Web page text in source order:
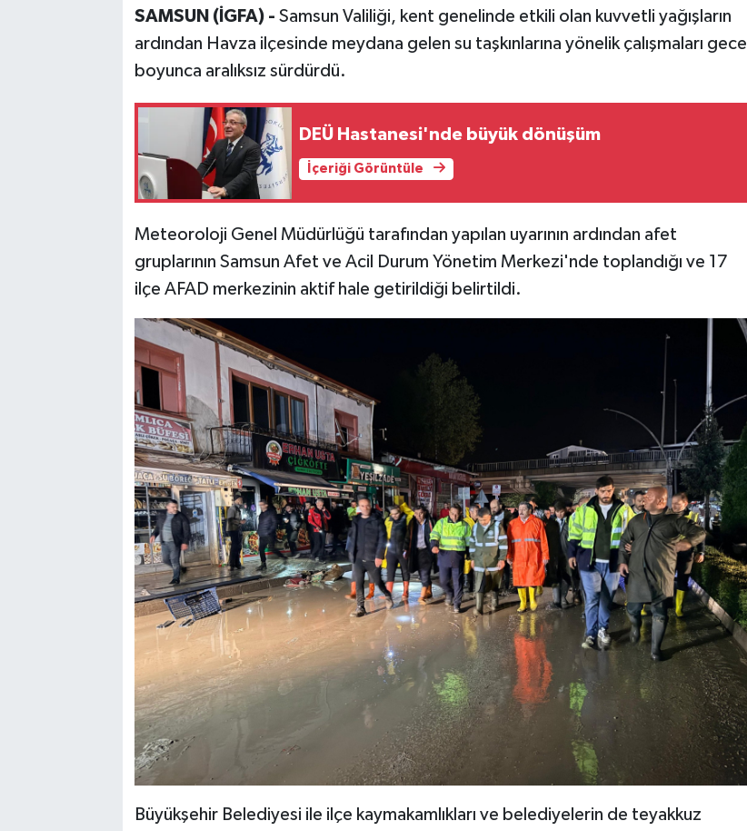
SAMSUN (İGFA) - Samsun Valiliği, kent genelinde etkili olan kuvvetli yağışların
ardından Havza ilçesinde meydana gelen su taşkınlarına yönelik çalışmaları gece
boyunca aralıksız sürdürdü.
DEÜ Hastanesi'nde büyük dönüşüm
İçeriği Görüntüle
Meteoroloji Genel Müdürlüğü tarafından yapılan uyarının ardından afet
gruplarının Samsun Afet ve Acil Durum Yönetim Merkezi'nde toplandığı ve 17
ilçe AFAD merkezinin aktif hale getirildiği belirtildi.
Büyükşehir Belediyesi ile ilçe kaymakamlıkları ve belediyelerin de teyakkuz